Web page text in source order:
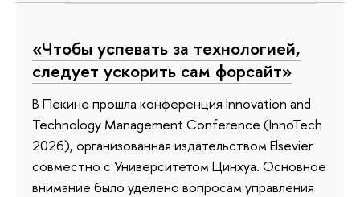
«Чтобы успевать за технологией,
следует ускорить сам форсайт»
В Пекине прошла конференция Innovation and
Technology Management Conference (InnoTech
2026), организованная издательством Elsevier
совместно с Университетом Цинхуа. Основное
внимание было уделено вопросам управления